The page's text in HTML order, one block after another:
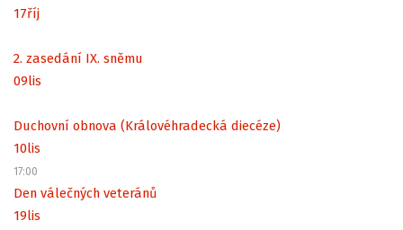
17říj
2. zasedání IX. sněmu
09lis
Duchovní obnova (Královéhradecká diecéze)
10lis
17:00
Den válečných veteránů
19lis